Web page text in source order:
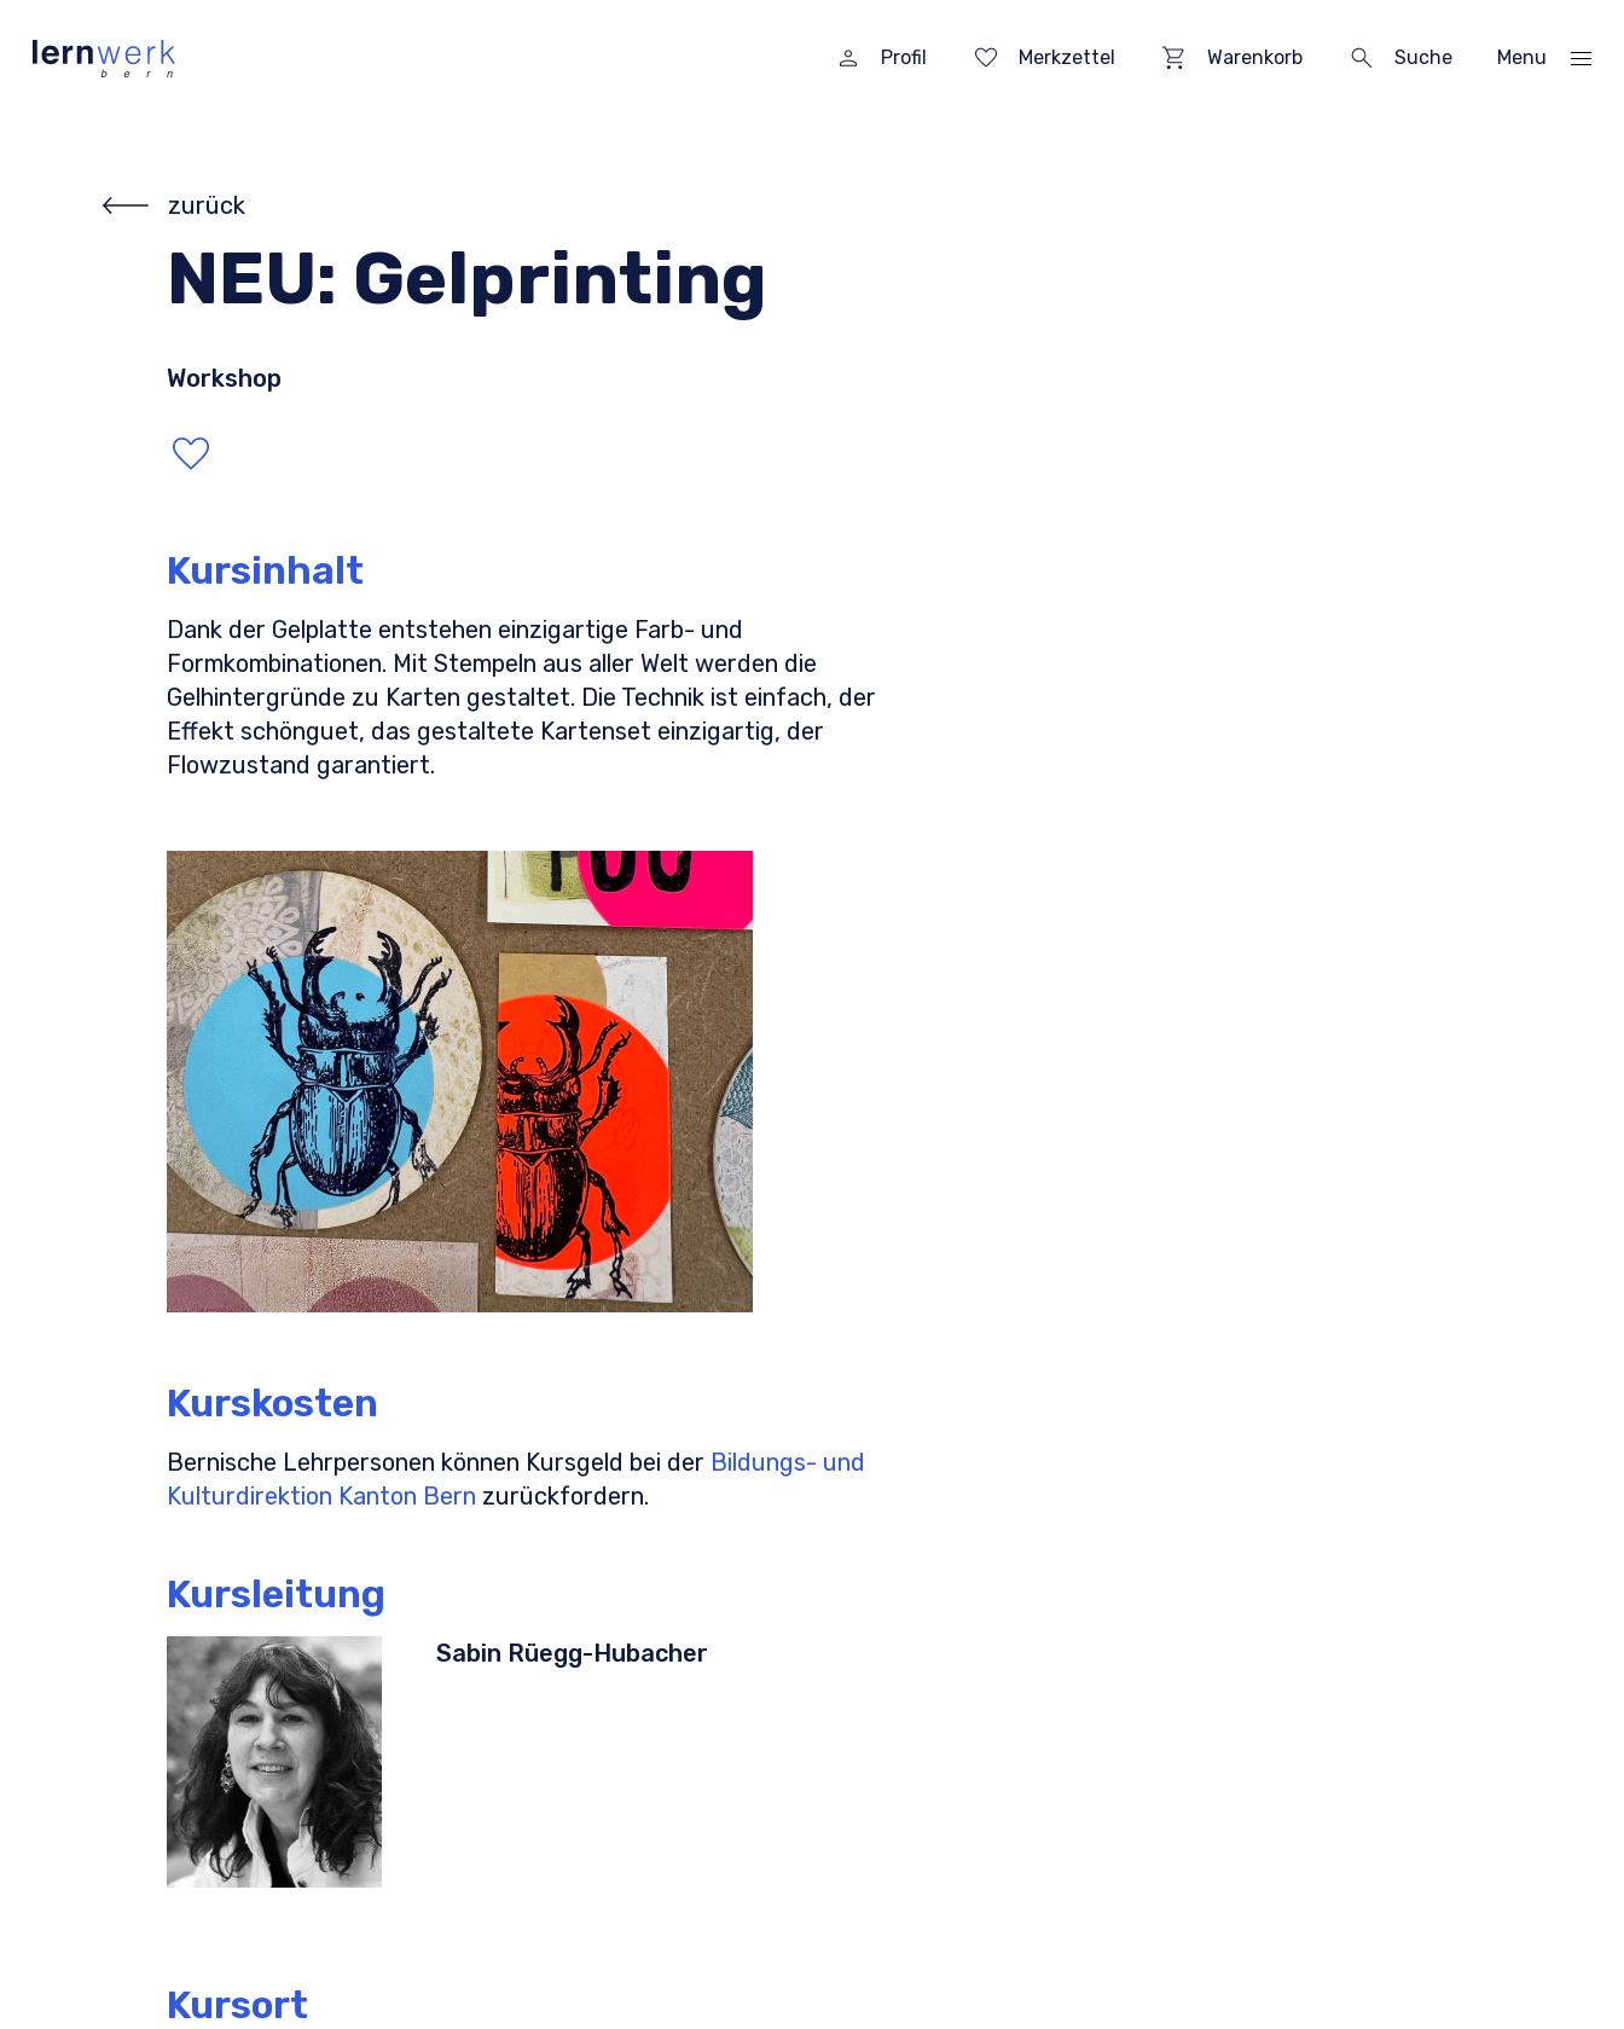
Profil Merkzettel Warenkorb Suche Menu
zurück
NEU: Gelprinting
Workshop
Kursinhalt
Dank der Gelplatte entstehen einzigartige Farb- und
Formkombinationen. Mit Stempeln aus aller Welt werden die
Gelhintergründe zu Karten gestaltet. Die Technik ist einfach, der
Effekt schönguet, das gestaltete Kartenset einzigartig, der
Flowzustand garantiert.
Kurskosten
Bernische Lehrpersonen können Kursgeld bei der Bildungs- und
Kulturdirektion Kanton Bern zurückfordern.
Kursleitung
Sabin Rüegg-Hubacher
Kursort